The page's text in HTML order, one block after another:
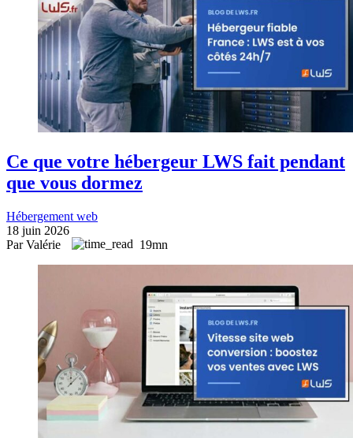
Ce que votre hébergeur LWS fait pendant
que vous dormez
Hébergement web
18 juin 2026
Par Valérie
19mn